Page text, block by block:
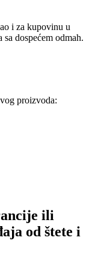
i za kupovinu u
dospećem odmah.
proizvoda:
ili
od štete i